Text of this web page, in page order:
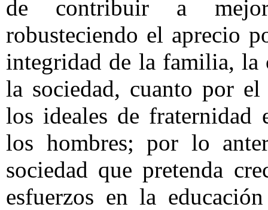
de contribuir a
robusteciendo el aprecio
integridad de la familia, la
la sociedad, cuanto por
los ideales de fraternidad
los hombres; por lo
sociedad que pretenda
esfuerzos en la